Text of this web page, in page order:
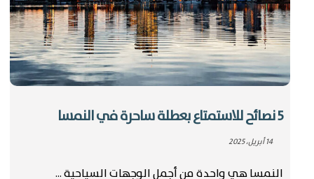
5 نصائح للاستمتاع بعطلة ساحرة في النمسا
14 أبريل، 2025
النمسا هي واحدة من أجمل الوجهات السياحية ...